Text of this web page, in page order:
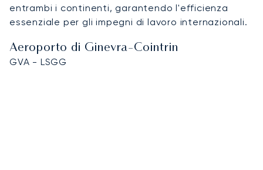
entrambi i continenti, garantendo l'efficienza
essenziale per gli impegni di lavoro internazionali.
Aeroporto di Ginevra-Cointrin
GVA - LSGG